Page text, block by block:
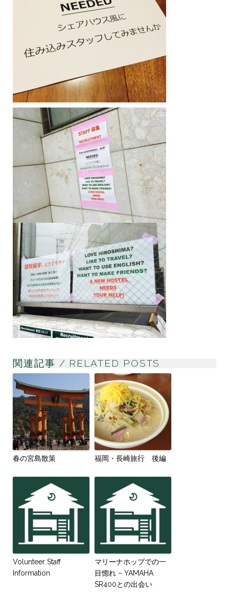
関連記事 / RELATED POSTS
春の宮島散策 福岡・長崎旅行 後編
Volunteer Staff
Information
マリーナホップでの一
目惚れ – YAMAHA
SR400との出会い